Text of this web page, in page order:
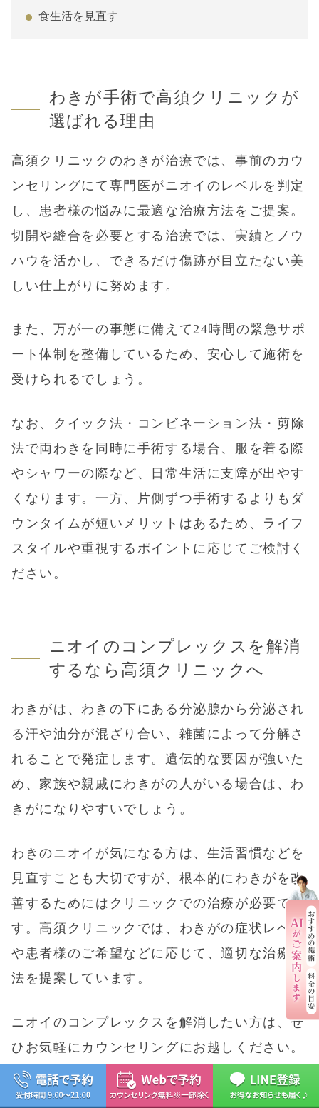
食生活を見直す
わきが手術で高須クリニックが
選ばれる理由
高須クリニックのわきが治療では、事前のカウ
ンセリングにて専門医がニオイのレベルを判定
し、患者様の悩みに最適な治療方法をご提案。
切開や縫合を必要とする治療では、実績とノウ
ハウを活かし、できるだけ傷跡が目立たない美
しい仕上がりに努めます。
また、万が一の事態に備えて24時間の緊急サポ
ート体制を整備しているため、安心して施術を
受けられるでしょう。
なお、 クイック法 ・ コンビネーション法 ・剪除
法で両わきを同時に手術する場合、服を着る際
やシャワーの際など、日常生活に支障が出やす
くなります。一方、片側ずつ手術するよりもダ
ウンタイムが短いメリットはあるため、ライフ
スタイルや重視するポイントに応じてご検討く
ださい。
ニオイのコンプレックスを解消
するなら高須クリニックへ
わきがは、わきの下にある分泌腺から分泌され
る汗や油分が混ざり合い、雑菌によって分解さ
れることで発症します。遺伝的な要因が強いた
め、家族や親戚にわきがの人がいる場合は、わ
きがになりやすいでしょう。
わきのニオイが気になる方は、生活習慣などを
見直すことも大切ですが、根本的にわきがを改
善するためにはクリニックでの治療が必要で
す。高須クリニックでは、わきがの症状レベル
や患者様のご希望などに応じて、適切な治療方
法を提案しています。
ニオイのコンプレックスを解消したい方は、ぜ
ひお気軽にカウンセリングにお越しください。
カウンセリング予約